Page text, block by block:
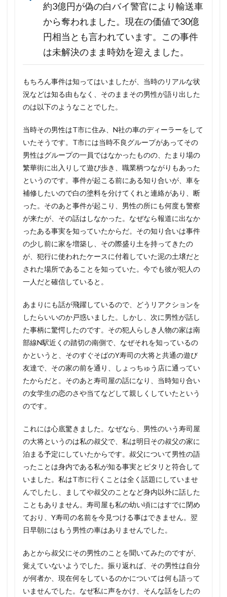
約3億円が偽の白バイ警官により輸送車
から奪われました。現在の価値で30億
円相当とも言われています。この事件
は未解決のまま時効を迎えました。
もちろん事件は知ってはいましたが、当時のリアルな状
況などは知る由もなく、そのままその男性が語り出した
のは以下のようなことでした。
当時その男性はT市に住み、N社の車のディーラーをして
いたそうです。T市には当時不良グループがあってその
男性はグループの一員ではなかったものの、たまり場の
繁華街に出入りして遊び歩き、職業柄つながりもあった
というのです。事件が起こる前にある知り合いが、車を
補修したいので白の塗料を分けてくれと連絡があり、断
った。そのあと事件が起こり、男性の所にも何度も警察
が来たが、その話はしなかった。なぜなら報道に出なか
ったある事実を知っていたからだ。その知り合いは事件
の少し前に家を増築し、その際盛り土を持ってきたの
が、犯行に使われたケースに付着していた泥の土壌だと
された場所であることを知っていた。今でも彼が犯人の
一人だと確信していると。
あまりにも話が飛躍しているので、どうリアクションを
したらいいのか戸惑いました。しかし、次に男性が話し
た事柄に驚愕したのです。その犯人らしき人物の家は南
部線N駅近くの踏切の南側で、なぜそれを知っているの
かというと、そのすぐそばのY寿司の大将と共通の遊び
友達で、その家の前を通り、しょっちゅう店に通ってい
たからだと。そのあと寿司屋の話になり、当時知り合い
の女学生の恋のさや当てなどして親しくしていたという
のです。
これには心底驚きました。なぜなら、男性のいう寿司屋
の大将というのは私の叔父で、私は明日その叔父の家に
泊まる予定にしていたからです。叔父について男性の語
ったことは身内である私が知る事実とピタリと符合して
いました。私はT市に行くことは全く話題にしていませ
んでしたし、ましてや叔父のことなど身内以外に話した
こともありません。寿司屋も私の幼い頃にはすでに閉め
ており、Y寿司の名前を今見つける事はできません。翌
日早朝にはもう男性の車はありませんでした。
あとから叔父にその男性のことを聞いてみたのですが、
覚えていないようでした。振り返れば、その男性は自分
が何者か、現在何をしているのかについては何も語って
いませんでした。なぜ私に声をかけ、そんな話をしたの